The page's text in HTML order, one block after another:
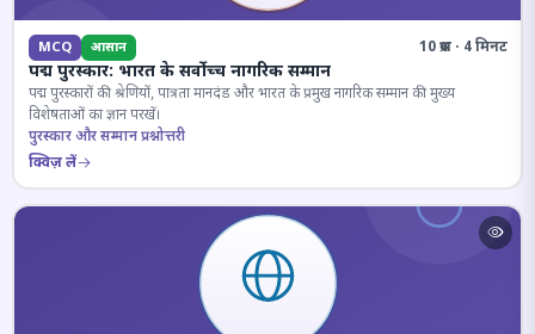
MCQ आसान 10 प्रश्न · 4 मिनट
पद्म पुरस्कार: भारत के सर्वोच्च नागरिक सम्मान
पद्म पुरस्कारों की श्रेणियों, पात्रता मानदंड और भारत के प्रमुख नागरिक सम्मान की मुख्य
विशेषताओं का ज्ञान परखें।
पुरस्कार और सम्मान प्रश्नोत्तरी
क्विज़ लें